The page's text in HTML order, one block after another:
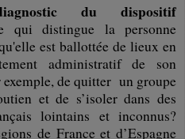
du dispositif
qui distingue la personne
est ballottée de lieux en
administratif de son
exemple, de quitter un groupe
et de s’isoler dans des
lointains et inconnus?
de France et d’Espagne